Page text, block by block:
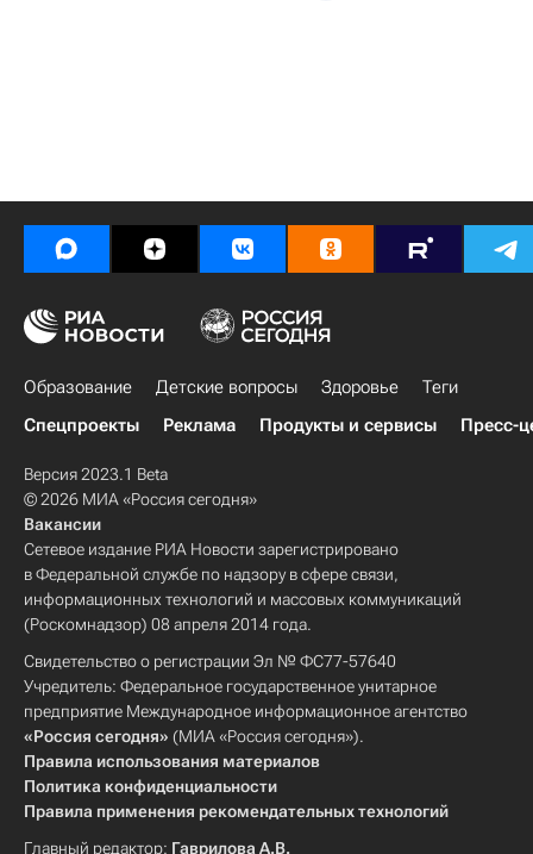
Образование Детские вопросы Здоровье
Теги
Спецпроекты
Реклама Продукты и сервисы Пресс-
Версия 2023.1 Beta
© 2026 МИА «Россия сегодня»
Вакансии
Сетевое издание РИА Новости зарегистрировано
в Федеральной службе по надзору в сфере связи,
информационных технологий и массовых коммуникаций
(Роскомнадзор) 08 апреля 2014 года.
Свидетельство о регистрации Эл № ФС77-57640
Учредитель: Федеральное государственное унитарное
предприятие Международное информационное агентство
«Россия сегодня» (МИА «Россия сегодня»).
Правила использования материалов
Политика конфиденциальности
Правила применения рекомендательных технологий
Главный редактор: Гаврилова А.В.